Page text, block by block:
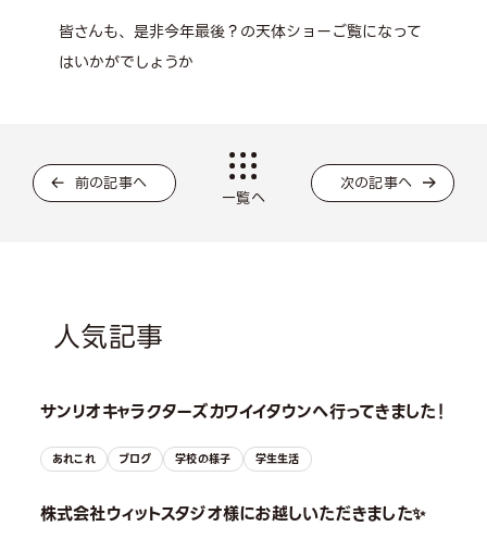
皆さんも、是非今年最後？の天体ショーご覧になって
はいかがでしょうか
前の記事へ
一覧へ
次の記事へ
人気記事
サンリオキャラクターズカワイイタウンへ行ってきました！
あれこれ ブログ 学校の様子 学生生活
株式会社ウィットスタジオ様にお越しいただきました✨